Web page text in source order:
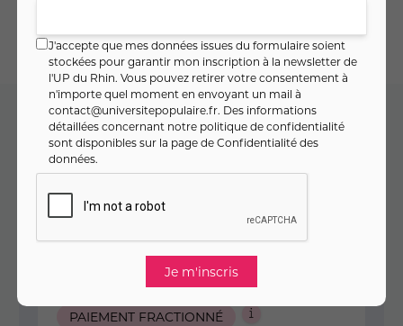
Code cours : 11MO1453
30
soit8,57€ / heure
PAIEMENT FRACTIONNÉ
J'accepte que mes données issues du formulaire soient
stockées pour garantir mon inscription à la newsletter de
l'UP du Rhin. Vous pouvez retirer votre consentement à
n'importe quel moment en envoyant un mail à
contact@universitepopulaire.fr. Des informations
détaillées concernant notre politique de confidentialité
sont disponibles sur la page deConfidentialité des
données.